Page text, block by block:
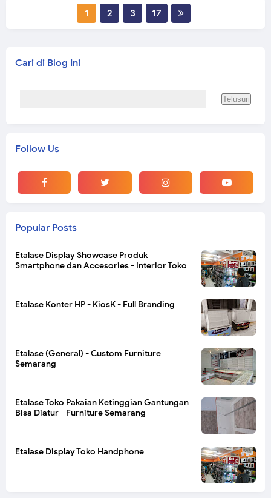
1 2 3 17
Cari di Blog Ini
Follow Us
Popular Posts
Etalase Display Showcase Produk
Smartphone dan Accesories - Interior Toko
Etalase Konter HP - KiosK - Full Branding
Etalase (General) - Custom Furniture
Semarang
Etalase Toko Pakaian Ketinggian Gantungan
Bisa Diatur - Furniture Semarang
Etalase Display Toko Handphone